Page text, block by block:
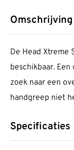
Omschrijving
De Head Xtreme
beschikbaar.
zoek naar een
handgreep niet
Specificaties